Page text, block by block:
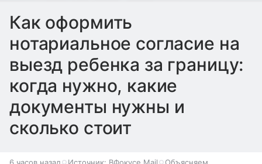
Как оформить
нотариальное согласие на
выезд ребенка за границу:
когда нужно, какие
документы нужны и
сколько стоит
6 часов назад Источник: ВФокусе Mail Объясняем